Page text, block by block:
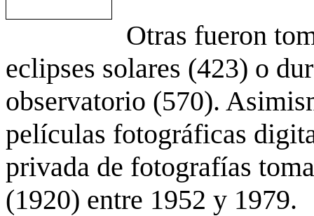
Otras fueron
eclipses solares (423) o
observatorio (570).
películas fotográficas
privada de fotografías
(1920) entre 1952 y 1979.